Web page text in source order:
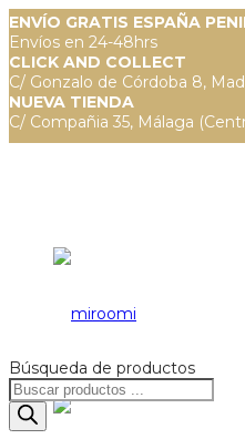
ENVÍO GRATIS ESPAÑA
Envíos en 24-48hrs
CLICK AND COLLECT
C/ Gonzalo de Córdoba 8,
NUEVA TIENDA
C/ Compañia 35, Málaga
Búsqueda de productos